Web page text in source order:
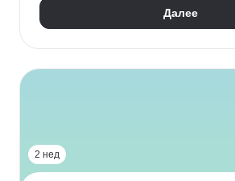
Далее
2 нед